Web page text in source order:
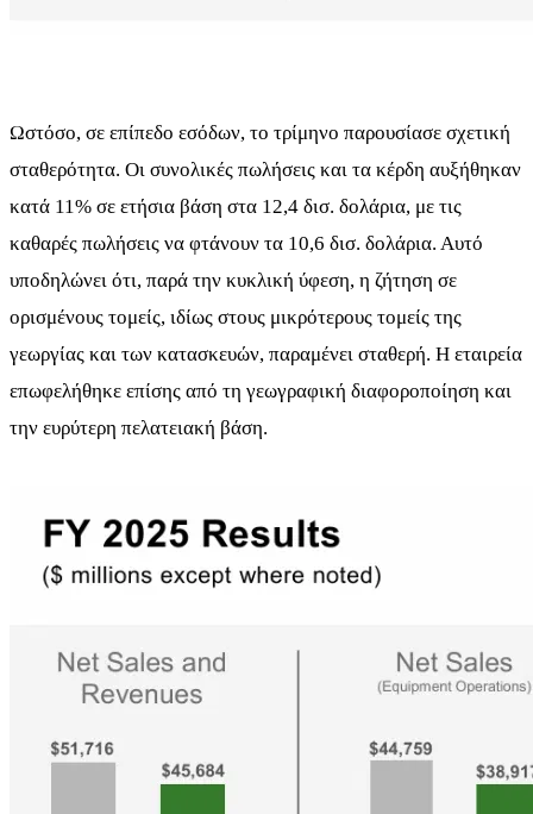
Ωστόσο, σε επίπεδο εσόδων, το τρίμηνο παρουσίασε σχετική
σταθερότητα. Οι συνολικές πωλήσεις και τα κέρδη αυξήθηκαν
κατά 11% σε ετήσια βάση στα 12,4 δισ. δολάρια, με τις
καθαρές πωλήσεις να φτάνουν τα 10,6 δισ. δολάρια. Αυτό
υποδηλώνει ότι, παρά την κυκλική ύφεση, η ζήτηση σε
ορισμένους τομείς, ιδίως στους μικρότερους τομείς της
γεωργίας και των κατασκευών, παραμένει σταθερή. Η εταιρεία
επωφελήθηκε επίσης από τη γεωγραφική διαφοροποίηση και
την ευρύτερη πελατειακή βάση.